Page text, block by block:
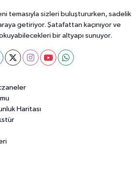
temasıyla sizleri buluştururken, sadelik
getiriyor. Şatafattan kaçınıyor ve
bir altyapı sunuyor.
Haritası